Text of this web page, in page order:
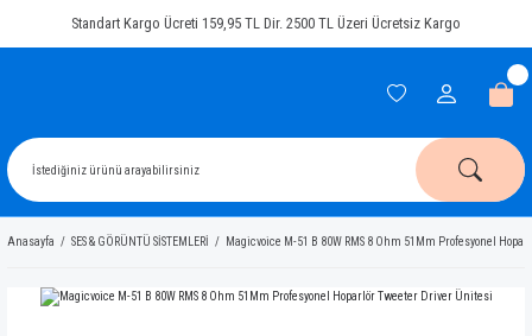
Standart Kargo Ücreti 159,95 TL Dir. 2500 TL Üzeri Ücretsiz Kargo
Anasayfa SES & GÖRÜNTÜ SİSTEMLERİ Magicvoice M-51 B 80W RMS 8 Ohm 51Mm Profesyonel